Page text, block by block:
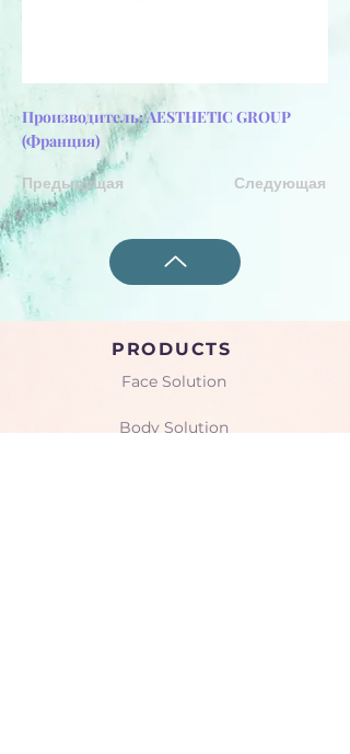
Производитель: AESTHETIC GROUP
(Франция)
Предыдущая Следующая
PRODUCTS
Face Solution
Body Solution